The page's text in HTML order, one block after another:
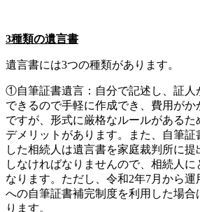
3種類の遺言書
遺言書には3つの種類があります。
①自筆証書遺言：自分で記述し、証人
できるので手軽に作成でき、費用がか
ですが、形式に厳格なルールがある
デメリットがあります。また、自筆
した相続人は遺言書を家庭裁判所に
しなければなりませんので、相続人に
なります。ただし、令和2年7月から
への自筆証書補完制度を利用した場合
ります。